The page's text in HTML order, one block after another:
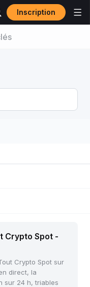
Inscription
Crypto Spot -
Crypto Spot sur
direct, la
sur 24 h, triables